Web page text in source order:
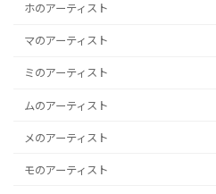
ホのアーティスト
マのアーティスト
ミのアーティスト
ムのアーティスト
メのアーティスト
モのアーティスト